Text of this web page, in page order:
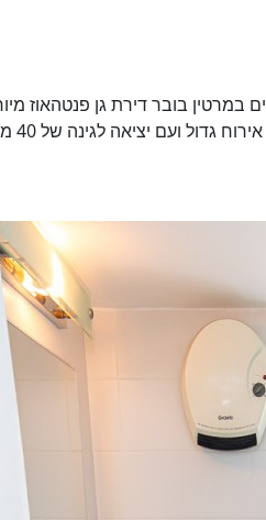
אירוח גדול ועם יציאה לגינה של 40 מ"ר מהסלון .חדר עבודה ענק חניה בבלעדיות אנגלו סכסון חיפה